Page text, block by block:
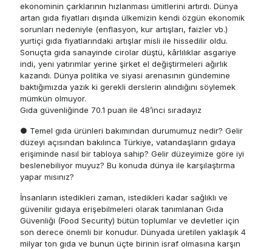
ekonominin çarklarının hızlanması ümitlerini artırdı. Dünya
artan gıda fiyatları dışında ülkemizin kendi özgün ekonomik
sorunları nedeniyle (enflasyon, kur artışları, faizler vb.)
yurtiçi gıda fiyatlarındaki artışlar misli ile hissedilir oldu.
Sonuçta gıda sanayinde cirolar düştü, kârlılıklar asgariye
indi, yeni yatırımlar yerine şirket el değiştirmeleri ağırlık
kazandı. Dünya politika ve siyasi arenasının gündemine
baktığımızda yazık ki gerekli derslerin alındığını söylemek
mümkün olmuyor.
Gıda güvenliğinde 70.1 puan ile 48’inci sıradayız
● Temel gıda ürünleri bakımından durumumuz nedir? Gelir
düzeyi açısından bakılınca Türkiye, vatandaşların gıdaya
erişiminde nasıl bir tabloya sahip? Gelir düzeyimize göre iyi
beslenebiliyor muyuz? Bu konuda dünya ile karşılaştırma
yapar mısınız?
İnsanların istedikleri zaman, istedikleri kadar sağlıklı ve
güvenilir gıdaya erişebilmeleri olarak tanımlanan Gıda
Güvenliği (Food Security) bütün toplumlar ve devletler için
son derece önemli bir konudur. Dünyada üretilen yaklaşık 4
milyar ton gıda ve bunun üçte birinin israf olmasına karşın